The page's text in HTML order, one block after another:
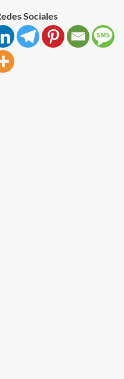
Sociales